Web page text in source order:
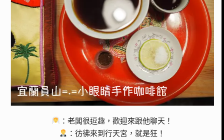
：老闆很逗趣，歡迎來跟他聊天！
：彷彿來到行天宮，就是狂！